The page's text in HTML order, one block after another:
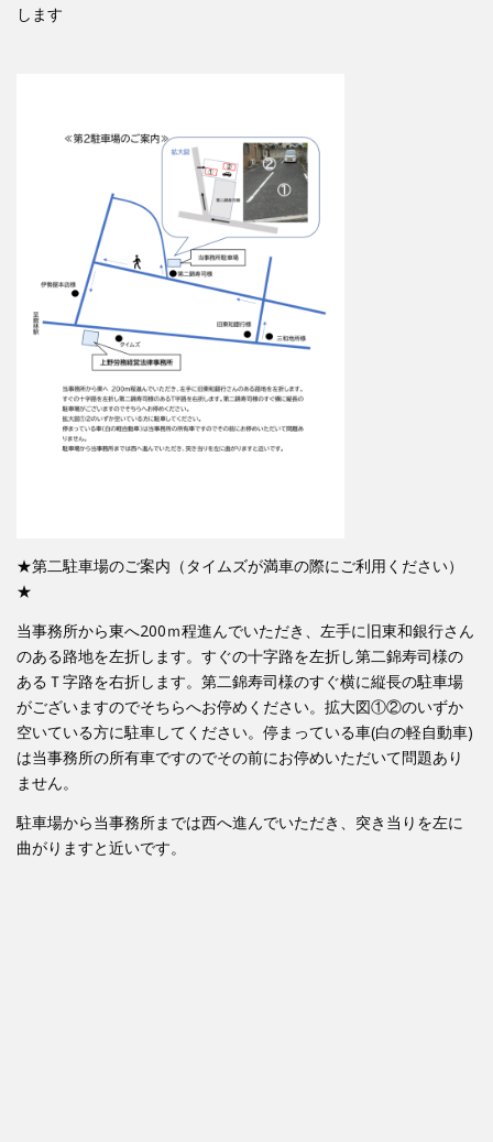
します
★第二駐車場のご案内（タイムズが満車の際にご利用ください）
★
当事務所から東へ200ｍ程進んでいただき、左手に旧東和銀行さん
のある路地を左折します。すぐの十字路を左折し第二錦寿司様の
あるＴ字路を右折します。第二錦寿司様のすぐ横に縦長の駐車場
がございますのでそちらへお停めください。拡大図①②のいずか
空いている方に駐車してください。停まっている車(白の軽自動車)
は当事務所の所有車ですのでその前にお停めいただいて問題あり
ません。
駐車場から当事務所までは西へ進んでいただき、突き当りを左に
曲がりますと近いです。